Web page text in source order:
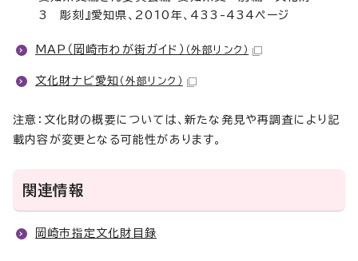
3 彫刻』愛知県、2010年、433-434ページ
MAP（岡崎市わが街ガイド） （外部リンク）
文化財ナビ愛知 （外部リンク）
注意：文化財の概要については、新たな発見や再調査により記
載内容が変更となる可能性があります。
関連情報
岡崎市指定文化財目録